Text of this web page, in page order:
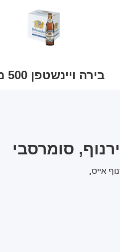
בירה ויינשטפן 500 מל'
סומרסבי
אייס,